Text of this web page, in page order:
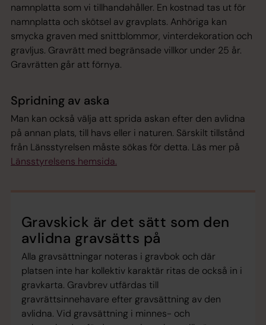
namnplatta som vi tillhandahåller. En kostnad tas ut för
namnplatta och skötsel av gravplats. Anhöriga kan
smycka graven med snittblommor, vinterdekoration och
gravljus. Gravrätt med begränsade villkor under 25 år.
Gravrätten går att förnya.
Spridning av aska
Man kan också välja att sprida askan efter den avlidna
på annan plats, till havs eller i naturen. Särskilt tillstånd
från Länsstyrelsen måste sökas för detta. Läs mer på
Länsstyrelsens hemsida.
Gravskick är det sätt som den
avlidna gravsätts på
Alla gravsättningar noteras i gravbok och där
platsen inte har kollektiv karaktär ritas de också in i
gravkarta. Gravbrev utfärdas till
gravrättsinnehavare efter gravsättning av den
avlidna. Vid gravsättning i minnes- och